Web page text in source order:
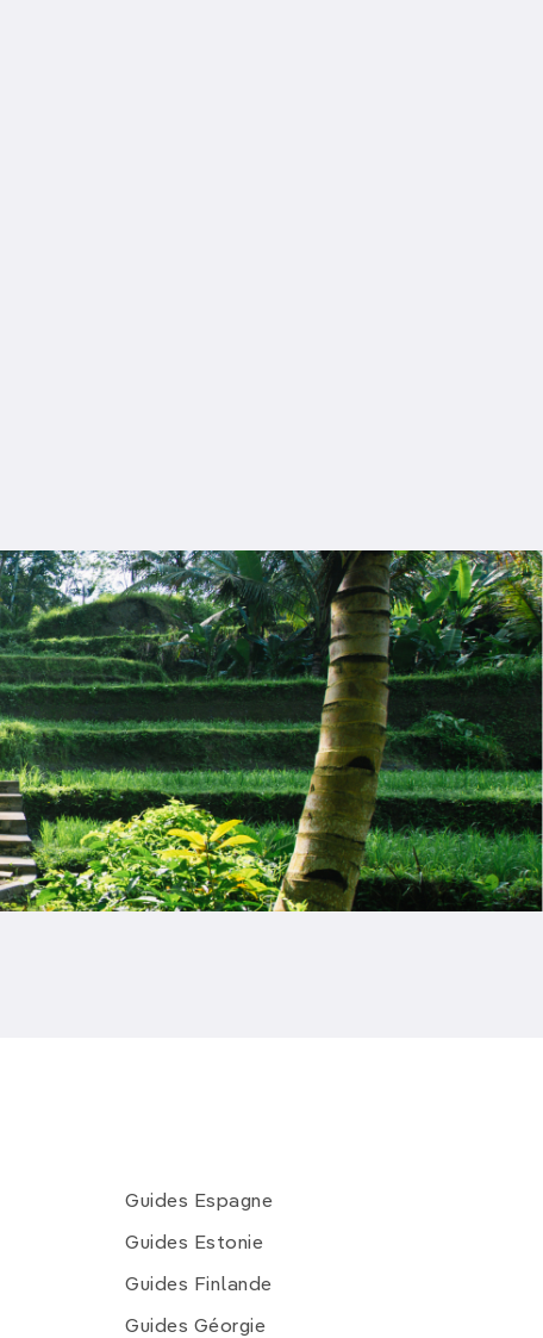
Guides Espagne
Guides Estonie
Guides Finlande
Guides Géorgie